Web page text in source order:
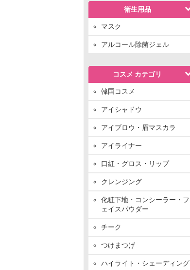
衛生用品
マスク
アルコール除菌ジェル
コスメ カテゴリ
韓国コスメ
アイシャドウ
アイブロウ・眉マスカラ
アイライナー
口紅・グロス・リップ
クレンジング
化粧下地・コンシーラー・フ
ェイスパウダー
チーク
つけまつげ
ハイライト・シェーディング